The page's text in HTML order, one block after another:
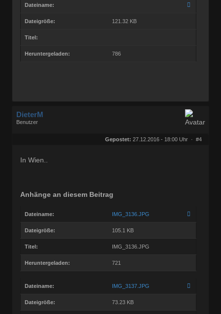
Dateiname:
Dateigröße: 121.32 KB
Titel:
Heruntergeladen: 786
DieterM
Benutzer
Gepostet: 27.12.2016 - 18:00 Uhr · #4
In Wien..
Anhänge an diesem Beitrag
Dateiname: IMG_3136.JPG
Dateigröße: 105.1 KB
Titel: IMG_3136.JPG
Heruntergeladen: 721
Dateiname: IMG_3137.JPG
Dateigröße: 73.23 KB